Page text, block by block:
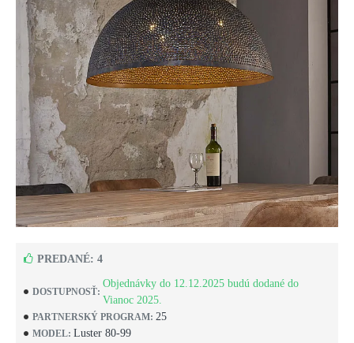
DOSTUPNOSŤ:
Objednávky do 12.12.2025 budú dodané do
Vianoc 2025.
PARTNERSKÝ PROGRAM: 25
MODEL: Luster 80-99
PREDANÉ: 4